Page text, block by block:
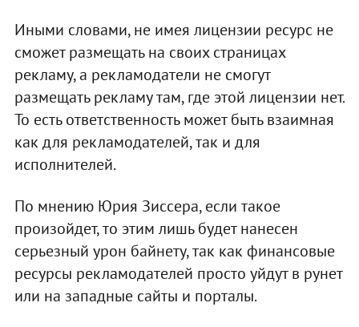
Иными словами, не имея лицензии ресурс не
сможет размещать на своих страницах
рекламу, а рекламодатели не смогут
размещать рекламу там, где этой лицензии нет.
То есть ответственность может быть взаимная
как для рекламодателей, так и для
исполнителей.
По мнению Юрия Зиссера, если такое
произойдет, то этим лишь будет нанесен
серьезный урон байнету, так как финансовые
ресурсы рекламодателей просто уйдут в рунет
или на западные сайты и порталы.